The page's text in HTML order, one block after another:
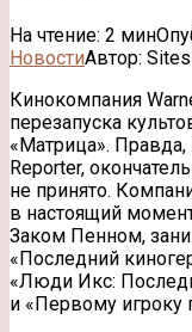
На чтение: 2 мин
НовостиАвтор:
Кинокомпания
перезапуска
«Матрица».
Reporter,
не принято.
в настоящий
Заком Пенном,
«Последний
«Люди Икс:
и «Первому игроку